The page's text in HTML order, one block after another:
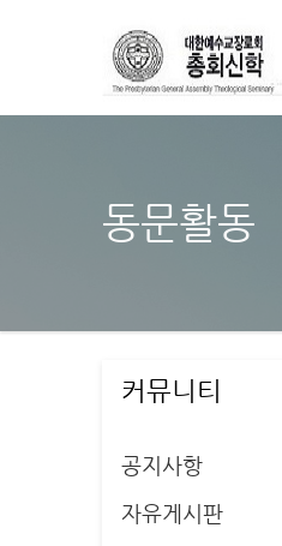
동문활동
커뮤니티
공지사항
자유게시판